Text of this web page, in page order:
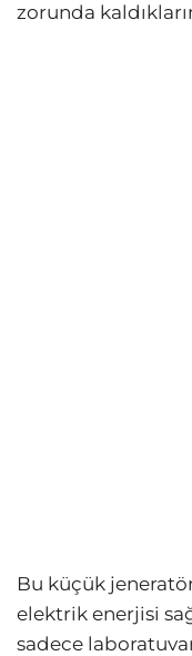
zorunda
Bu küçük
elektrik enerjisi
sadece